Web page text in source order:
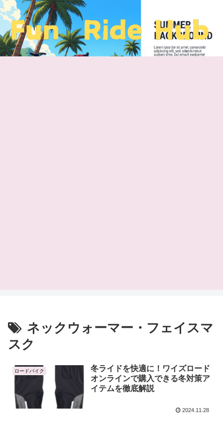
ネックウォーマー・フェイスマ
スク
ロードバイク
冬ライドを快適に！ワイズロード
オンラインで購入できる冬対策ア
イテムを徹底解説
2024.11.28